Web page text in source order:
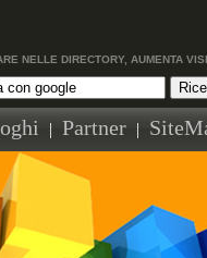
NELLE DIRECTORY, AUMENTA
| Partner |